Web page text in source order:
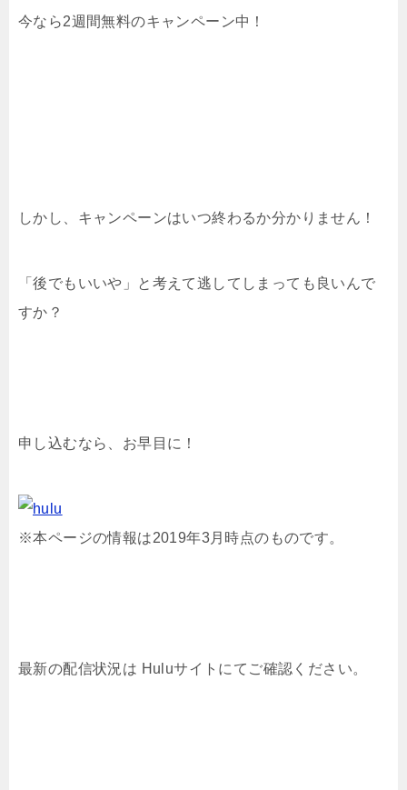
今なら2週間無料のキャンペーン中！
しかし、キャンペーンはいつ終わるか分かりません！
「後でもいいや」と考えて逃してしまっても良いんで
すか？
申し込むなら、お早目に！
※本ページの情報は2019年3月時点のものです。
最新の配信状況は Huluサイトにてご確認ください。